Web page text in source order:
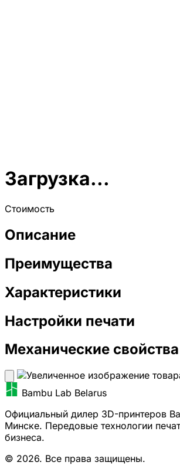
Загрузка...
Стоимость
Описание
Преимущества
Характеристики
Настройки печати
Механические свойства
Bambu Lab Belarus
Официальный дилер 3D-принтеров
Минске. Передовые технологии
бизнеса.
© 2026. Все права защищены.